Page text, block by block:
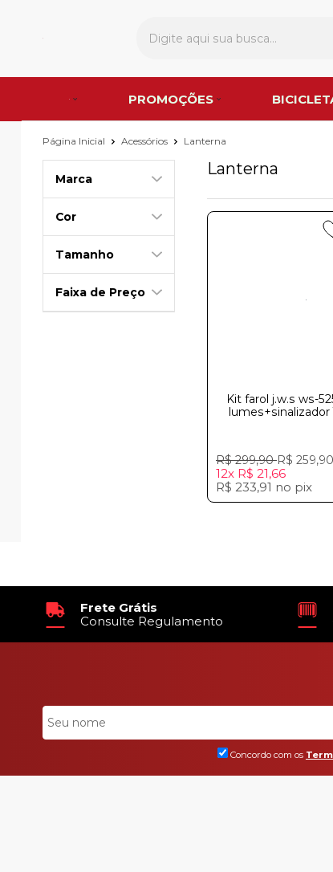
PROMOÇÕES
Página Inicial Acessórios Lanterna
Marca
Cor
Tamanho
Faixa de Preço
Lanterna
Kit farol j.w.s ws-
lumes+sinalizador
R$ 299,90R$ 259,90
12x R$ 21,66
R$ 233,91 no pix
Frete Grátis
Consulte Regulamento
Concordo com os